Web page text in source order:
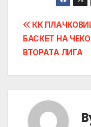
Post
КК
БАСКЕТ НА
ВТОРАТА ЛИГА